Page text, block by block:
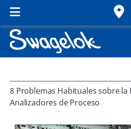
8 Problemas Habituales sobre la
Analizadores de Proceso